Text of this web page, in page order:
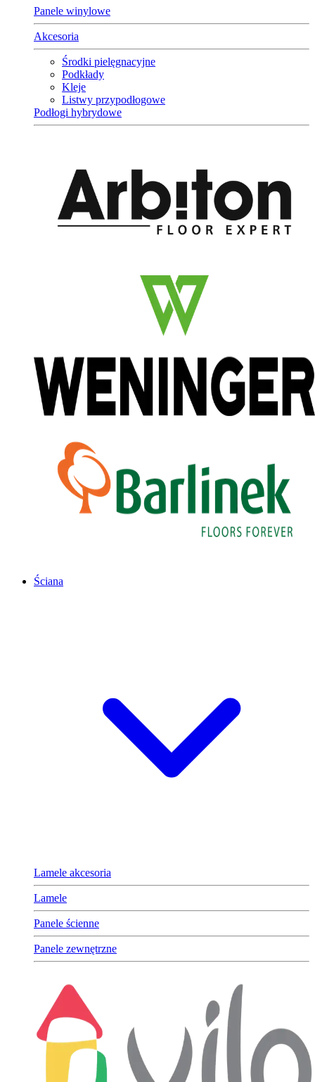
Panele winylowe
Akcesoria
Środki pielęgnacyjne
Podkłady
Kleje
Listwy przypodłogowe
Podłogi hybrydowe
Ściana
Lamele akcesoria
Lamele
Panele ścienne
Panele zewnętrzne